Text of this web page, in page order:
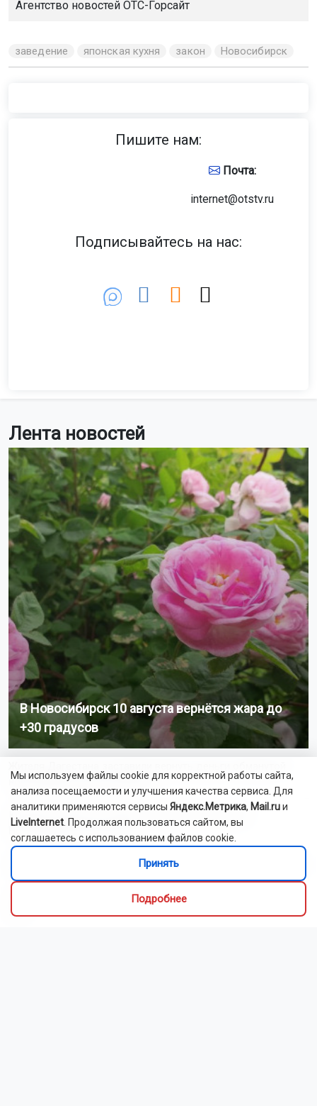
Лента новостей
В Новосибирск 10 августа вернётся жара до
+30 градусов
новосибирской пенсионерке
Корабль-церковь отправится в рейд по районам
Новосибирской области
Двое мужчин погибли при пожаре в Новосибирской области
Число заявлений в НГУ в 2026 году выросло на рекордные
58%
Агентство новостей ОТС-Горсайт
заведение японская кухня закон Новосибирск
Пишите нам:
Почта:
internet@otstv.ru
Подписывайтесь на нас:
Мы используем файлы cookie для корректной работы сайта,
анализа посещаемости и улучшения качества сервиса. Для
аналитики применяются сервисы Яндекс.Метрика, Mail.ruи
LiveInternet . Продолжая пользоваться сайтом, вы
соглашаетесь с использованием файлов cookie.
Принять
Подробнее